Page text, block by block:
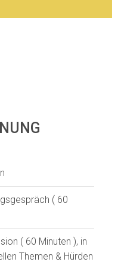
( 60
( 60 Minuten ), in
Themen & Hürden